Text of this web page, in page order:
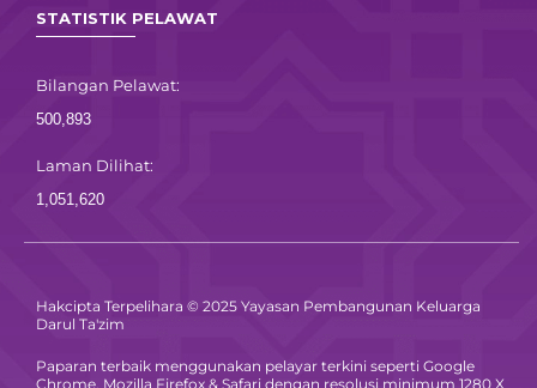
STATISTIK PELAWAT
Bilangan Pelawat:
500,893
Laman Dilihat:
1,051,620
Hakcipta Terpelihara © 2025 Yayasan Pembangunan Keluarga
Darul Ta'zim
Paparan terbaik menggunakan pelayar terkini seperti Google
Chrome, Mozilla Firefox & Safari dengan resolusi minimum 1280 X